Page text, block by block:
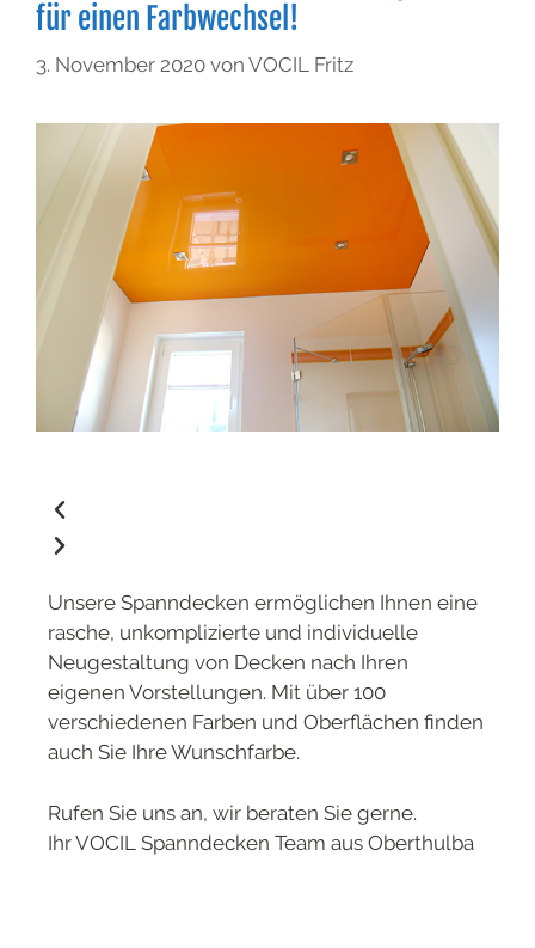
für einen Farbwechsel!
3. November 2020 von VOCIL Fritz
Unsere Spanndecken ermöglichen Ihnen eine
rasche, unkomplizierte und individuelle
Neugestaltung von Decken nach Ihren
eigenen Vorstellungen. Mit über 100
verschiedenen Farben und Oberflächen finden
auch Sie Ihre Wunschfarbe.
Rufen Sie uns an, wir beraten Sie gerne.
Ihr VOCIL Spanndecken Team aus Oberthulba